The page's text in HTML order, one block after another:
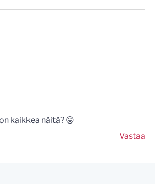
kaikkea näitä? 😛
Vastaa